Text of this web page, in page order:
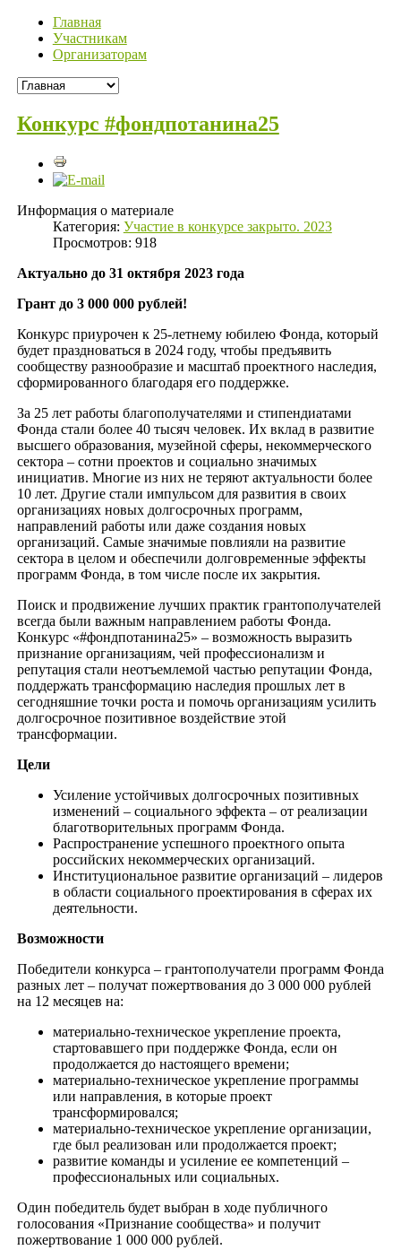
Главная
Участникам
Организаторам
Конкурс #фондпотанина25
Информация о материале
Категория: Участие в конкурсе закрыто. 2023
Просмотров: 918
Актуально до 31 октября 2023 года
Грант до 3 000 000 рублей!
Конкурс приурочен к 25-летнему юбилею Фонда, который
будет праздноваться в 2024 году, чтобы предъявить
сообществу разнообразие и масштаб проектного наследия,
сформированного благодаря его поддержке.
За 25 лет работы благополучателями и стипендиатами
Фонда стали более 40 тысяч человек. Их вклад в развитие
высшего образования, музейной сферы, некоммерческого
сектора – сотни проектов и социально значимых
инициатив. Многие из них не теряют актуальности более
10 лет. Другие стали импульсом для развития в своих
организациях новых долгосрочных программ,
направлений работы или даже создания новых
организаций. Самые значимые повлияли на развитие
сектора в целом и обеспечили долговременные эффекты
программ Фонда, в том числе после их закрытия.
Поиск и продвижение лучших практик грантополучателей
всегда были важным направлением работы Фонда.
Конкурс «#фондпотанина25» – возможность выразить
признание организациям, чей профессионализм и
репутация стали неотъемлемой частью репутации Фонда,
поддержать трансформацию наследия прошлых лет в
сегодняшние точки роста и помочь организациям усилить
долгосрочное позитивное воздействие этой
трансформации.
Цели
Усиление устойчивых долгосрочных позитивных
изменений – социального эффекта – от реализации
благотворительных программ Фонда.
Распространение успешного проектного опыта
российских некоммерческих организаций.
Институциональное развитие организаций – лидеров
в области социального проектирования в сферах их
деятельности.
Возможности
Победители конкурса – грантополучатели программ Фонда
разных лет – получат пожертвования до 3 000 000 рублей
на 12 месяцев на:
материально-техническое укрепление проекта,
стартовавшего при поддержке Фонда, если он
продолжается до настоящего времени;
материально-техническое укрепление программы
или направления, в которые проект
трансформировался;
материально-техническое укрепление организации,
где был реализован или продолжается проект;
развитие команды и усиление ее компетенций –
профессиональных или социальных.
Один победитель будет выбран в ходе публичного
голосования «Признание сообщества» и получит
пожертвование 1 000 000 рублей.